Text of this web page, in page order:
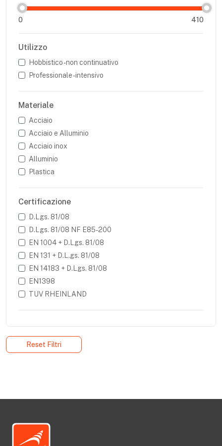
0 410
Utilizzo
Hobbistico - non continuativo
Professionale - intensivo
Materiale
Acciaio
Acciaio e Alluminio
Acciaio inox
Alluminio
Plastica
Certificazione
D.Lgs. 81/08
D.Lgs. 81/08 NF E85-200
EN 1004 + D.Lgs. 81/08
EN 131 + D.L.gs. 81/08
EN 14183 + D.Lgs. 81/08
EN1398
TUV RHEINLAND
Reset Filtri